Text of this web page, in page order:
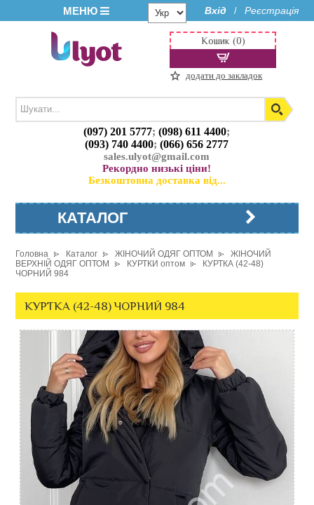
МЕНЮ Вхід / Реєстрація
(097) 201 5777;(098) 611 4400;
(093) 740 4400;(066) 656 2777
sales.ulyot@gmail.com
Рекордно низькі ціни!
Безкоштовна доставка від...
Кошик (0)
додати до закладок
КАТАЛОГ
Головна Каталог ЖІНОЧИЙ ОДЯГ ОПТОМ
ЖІНОЧИЙ
ВЕРХНІЙ ОДЯГ ОПТОМ
КУРТКИ оптом
КУРТКА (42-48)
ЧОРНИЙ 984
КУРТКА (42-48) ЧОРНИЙ 984